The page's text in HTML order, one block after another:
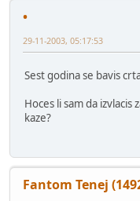
•
29-11-2003, 05:17:53
Sest godina se bavis
Hoces li sam da
kaze?
Fantom Tenej